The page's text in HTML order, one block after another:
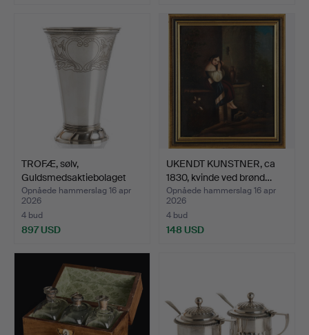
TROFÆ, sølv,
Guldsmedsaktiebolaget
(GAB), …
Opnåede hammerslag 16 apr
2026
4 bud
897 USD
UKENDT KUNSTNER, ca
1830, kvinde ved brønd…
Opnåede hammerslag 16 apr
2026
4 bud
148 USD